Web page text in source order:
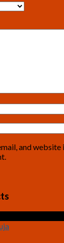
and